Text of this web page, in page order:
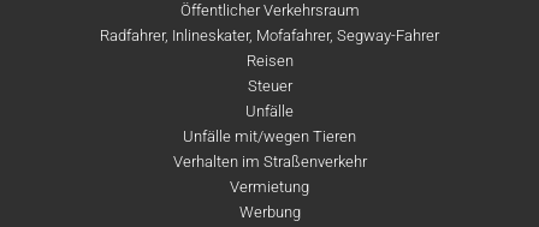
Öffentlicher Verkehrsraum
Radfahrer, Inlineskater, Mofafahrer, Segway-Fahrer
Reisen
Steuer
Unfälle
Unfälle mit/wegen Tieren
Verhalten im Straßenverkehr
Vermietung
Werbung